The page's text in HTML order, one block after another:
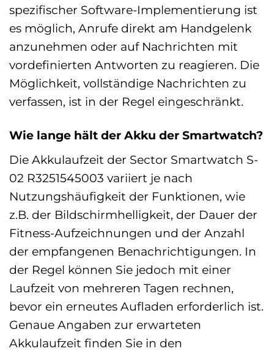
spezifischer Software-Implementierung ist
es möglich, Anrufe direkt am Handgelenk
anzunehmen oder auf Nachrichten mit
vordefinierten Antworten zu reagieren. Die
Möglichkeit, vollständige Nachrichten zu
verfassen, ist in der Regel eingeschränkt.
Wie lange hält der Akku der Smartwatch?
Die Akkulaufzeit der Sector Smartwatch S-
02 R3251545003 variiert je nach
Nutzungshäufigkeit der Funktionen, wie
z.B. der Bildschirmhelligkeit, der Dauer der
Fitness-Aufzeichnungen und der Anzahl
der empfangenen Benachrichtigungen. In
der Regel können Sie jedoch mit einer
Laufzeit von mehreren Tagen rechnen,
bevor ein erneutes Aufladen erforderlich ist.
Genaue Angaben zur erwarteten
Akkulaufzeit finden Sie in den